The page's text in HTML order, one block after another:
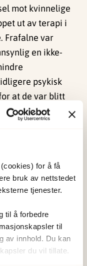
for å få
bruk av nettstedet
tjenester.
til å forbedre
til
av innhold. Du kan
du vil tillate.
mot kvinnelige
ut av terapi i
Frafalne var
en ikke-
psykisk
at de var blitt
var
og justertre
kan ha
med erfarne
spesielle